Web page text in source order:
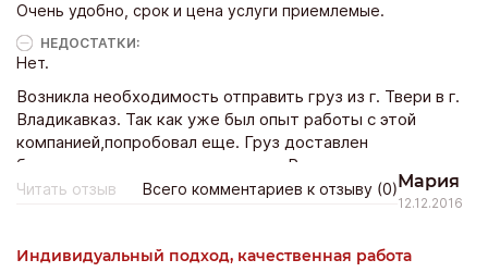
Очень удобно, срок и цена услуги приемлемые.
НЕДОСТАТКИ:
Нет.
Возникла необходимость отправить груз из г. Твери в г.
Владикавказ. Так как уже был опыт работы с этой
компанией,попробовал еще. Груз доставлен
быстро,качественно и не дорого. Рекомендую
пользоваться услугами этой компании.
Читать отзыв Всего комментариев к отзыву (0)Мария
12.12.2016
Индивидуальный подход, качественная работа